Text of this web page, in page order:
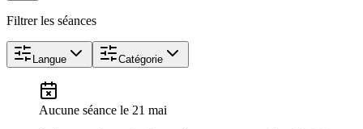
Filtrer les séances
Langue Catégorie
Aucune séance le 21 mai